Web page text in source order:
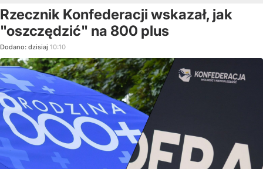
Rzecznik Konfederacji wskazał, jak
"oszczędzić" na 800 plus
Dodano: dzisiaj 10:10